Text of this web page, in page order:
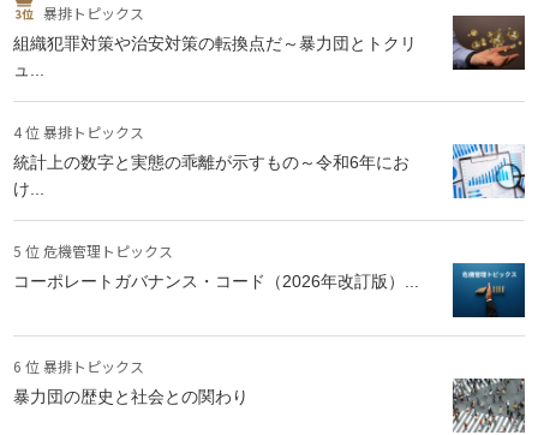
暴排トピックス
組織犯罪対策や治安対策の転換点だ～暴力団とトクリ
ュ...
4 位 暴排トピックス
統計上の数字と実態の乖離が示すもの～令和6年にお
け...
5 位 危機管理トピックス
コーポレートガバナンス・コード（2026年改訂版）...
6 位 暴排トピックス
暴力団の歴史と社会との関わり